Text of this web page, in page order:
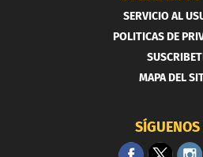
SERVICIO AL
POLITICAS DE
MAPA DEL
SÍGUENOS